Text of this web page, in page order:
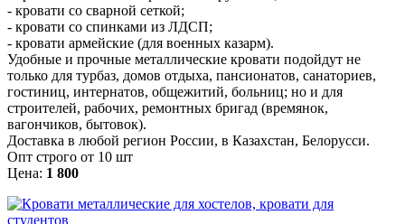
- кровати со сварной сеткой;
- кровати со спинками из ЛДСП;
- кровати армейские (для военных казарм).
Удобные и прочные металлические кровати подойдут не
только для турбаз, домов отдыха, пансионатов, санаториев,
гостиниц, интернатов, общежитий, больниц; но и для
строителей, рабочих, ремонтных бригад (времянок,
вагончиков, бытовок).
Доставка в любой регион России, в Казахстан, Белорусси.
Опт строго от 10 шт
Цена: 1 800